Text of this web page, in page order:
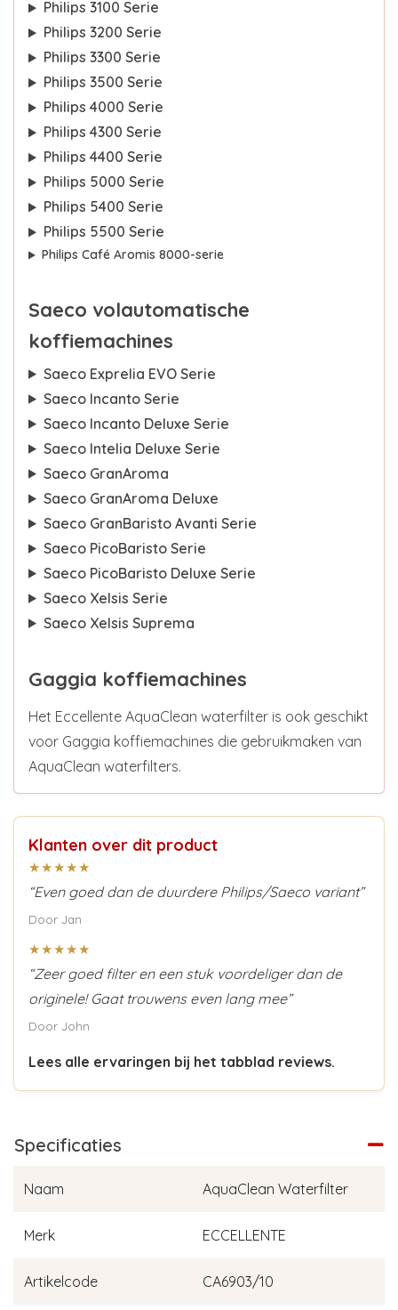
Philips 3100 Serie
Philips 3200 Serie
Philips 3300 Serie
Philips 3500 Serie
Philips 4000 Serie
Philips 4300 Serie
Philips 4400 Serie
Philips 5000 Serie
Philips 5400 Serie
Philips 5500 Serie
Philips Café Aromis 8000-serie
Saeco volautomatische
koffiemachines
Saeco Exprelia EVO Serie
Saeco Incanto Serie
Saeco Incanto Deluxe Serie
Saeco Intelia Deluxe Serie
Saeco GranAroma
Saeco GranAroma Deluxe
Saeco GranBaristo Avanti Serie
Saeco PicoBaristo Serie
Saeco PicoBaristo Deluxe Serie
Saeco Xelsis Serie
Saeco Xelsis Suprema
Gaggia koffiemachines
Het Eccellente AquaClean waterfilter is ook geschikt
voor Gaggia koffiemachines die gebruikmaken van
AquaClean waterfilters.
Klanten over dit product
★★★★★
“Even goed dan de duurdere Philips/Saeco variant”
Door Jan
★★★★★
“Zeer goed filter en een stuk voordeliger dan de
originele! Gaat trouwens even lang mee”
Door John
Lees alle ervaringen bij het tabblad reviews.
Specificaties
Naam AquaClean Waterfilter
Merk ECCELLENTE
Artikelcode CA6903/10